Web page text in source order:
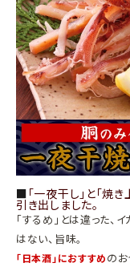
■ 「一夜干し」と「焼
引き出しました。
「するめ」とは違った、
はない、旨味。
「日本酒」におすすめのお